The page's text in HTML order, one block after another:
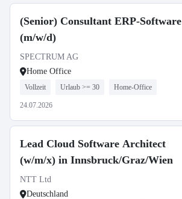
(Senior) Consultant ERP-Software
(m/w/d)
SPECTRUM AG
Home Office
Vollzeit Urlaub >= 30 Home-Office
24.07.2026
Lead Cloud Software Architect
(w/m/x) in Innsbruck/Graz/Wien
NTT Ltd
Deutschland